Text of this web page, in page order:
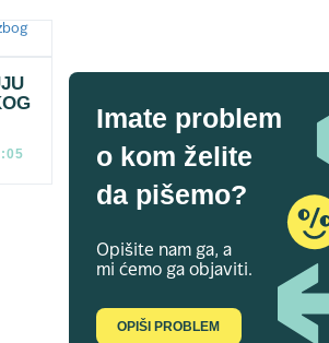
Imate problem
o kom želite
da pišemo?
Opišite nam ga, a
mi ćemo ga objaviti.
OPIŠI PROBLEM